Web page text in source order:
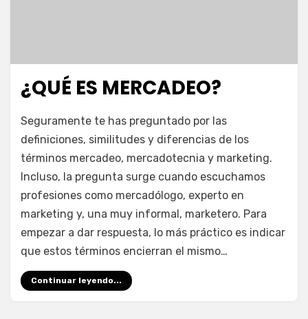
Publicada
el
febrero 16, 2020
Escuela de Marketing
¿QUÉ ES MERCADEO?
juancadotcom
Deja un comentario
¿Qué
es
mercadeo?
Seguramente te has preguntado por las
definiciones, similitudes y diferencias de los
términos mercadeo, mercadotecnia y marketing.
Incluso, la pregunta surge cuando escuchamos
profesiones como mercadólogo, experto en
marketing y, una muy informal, marketero. Para
empezar a dar respuesta, lo más práctico es indicar
que estos términos encierran el mismo…
Continuar leyendo...